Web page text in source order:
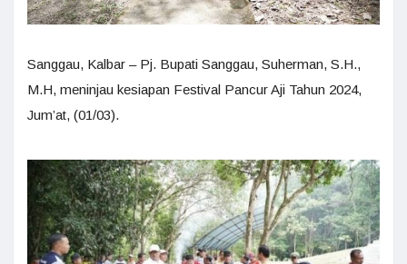
Sanggau, Kalbar – Pj. Bupati Sanggau, Suherman, S.H.,
M.H, meninjau kesiapan Festival Pancur Aji Tahun 2024,
Jum’at, (01/03).